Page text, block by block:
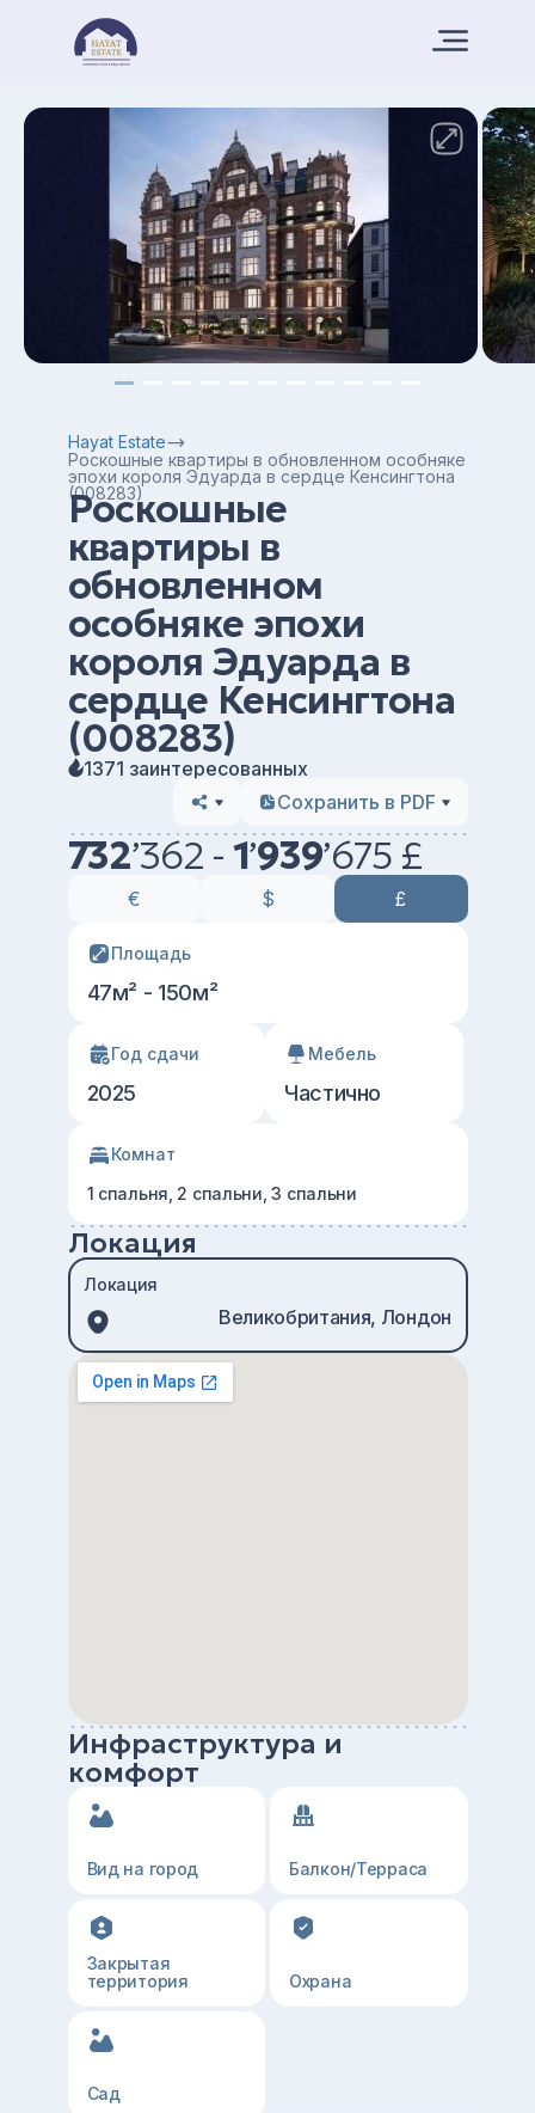
Hayat Estate
Роскошные квартиры в обновленном особняке
эпохи короля Эдуарда в сердце Кенсингтона
(008283)
Роскошные
квартиры в
обновленном
особняке эпохи
короля Эдуарда в
сердце Кенсингтона
(008283)
1371 заинтересованных
Сохранить в PDF
732’362 - 1’939’675 £
€ $ £
Площадь
47м² - 150м²
Год сдачи
2025
Мебель
Частично
Комнат
1 спальня, 2 спальни, 3 спальни
Локация
Локация
Великобритания, Лондон
Инфраструктура и
комфорт
Вид на город Балкон/Терраса
Закрытая
территория
Охрана
Сад